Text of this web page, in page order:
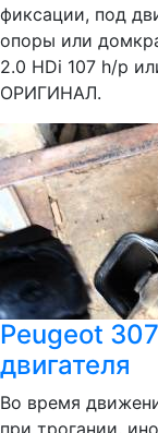
фиксации, под
опоры или
2.0 HDi 107 h/p
ОРИГИНАЛ.
Peugeot
двигателя
Во время
при трогании,